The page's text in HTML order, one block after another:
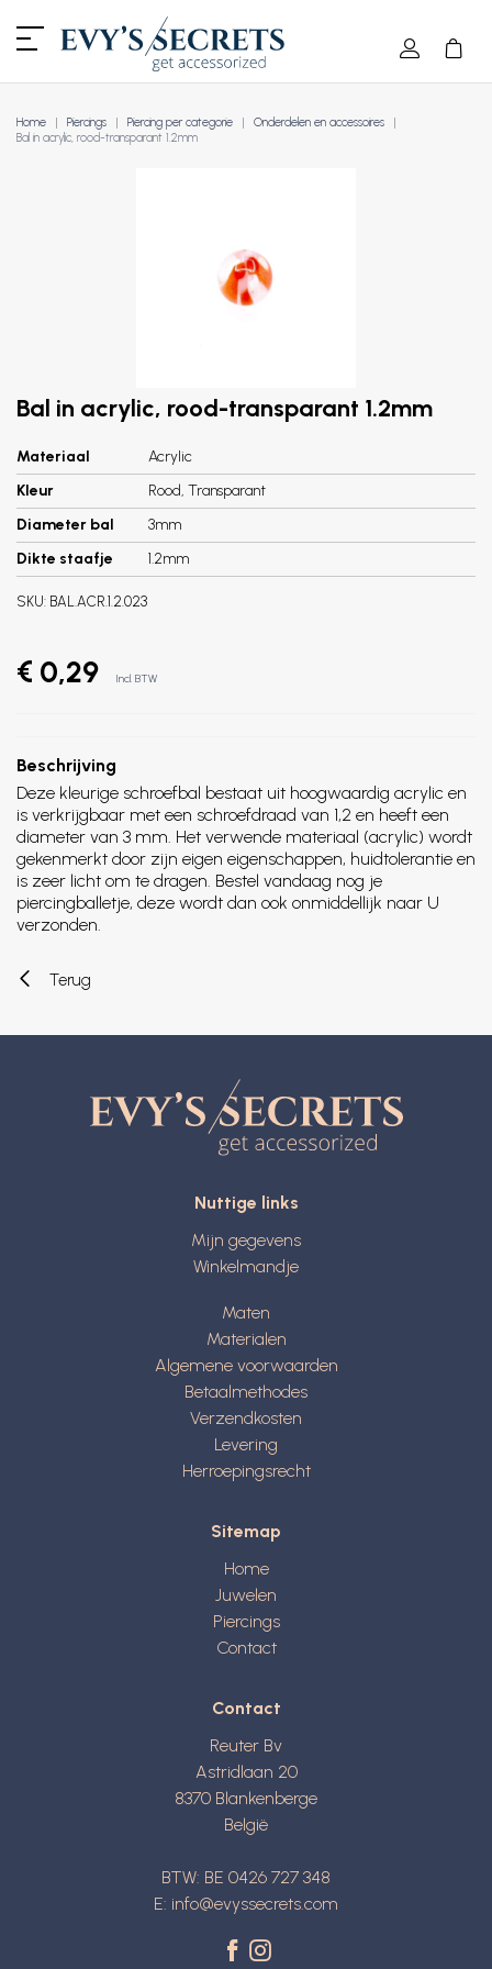
Home Piercings Piercing per categorie
Onderdelen en accessoires
Bal in acrylic, rood-transparant 1.2mm
Bal in acrylic, rood-transparant 1.2mm
Materiaal
Acrylic
Kleur
Rood, Transparant
Diameter bal
3mm
Dikte staafje
1.2mm
SKU: BAL.ACR.1.2.023
€ 0,29 Incl. BTW
Beschrijving
Deze kleurige schroefbal bestaat uit hoogwaardig acrylic en
is verkrijgbaar met een schroefdraad van 1,2 en heeft een
diameter van 3 mm. Het verwende materiaal (acrylic) wordt
gekenmerkt door zijn eigen eigenschappen, huidtolerantie en
is zeer licht om te dragen. Bestel vandaag nog je
piercingballetje, deze wordt dan ook onmiddellijk naar U
verzonden.
Terug
Nuttige links
Mijn gegevens
Winkelmandje
Maten
Materialen
Algemene voorwaarden
Betaalmethodes
Verzendkosten
Levering
Herroepingsrecht
Sitemap
Home
Juwelen
Piercings
Contact
Contact
Reuter Bv
Astridlaan 20
8370 Blankenberge
België
BTW: BE 0426 727 348
E: info@evyssecrets.com